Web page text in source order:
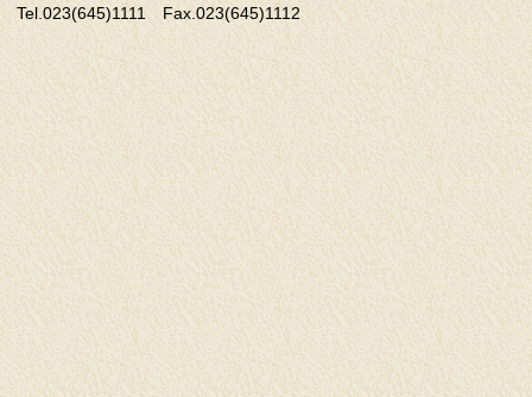
Tel.023(645)1111 Fax.023(645)1112